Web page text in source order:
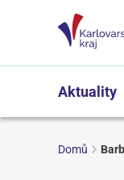
Aktuality
Domů